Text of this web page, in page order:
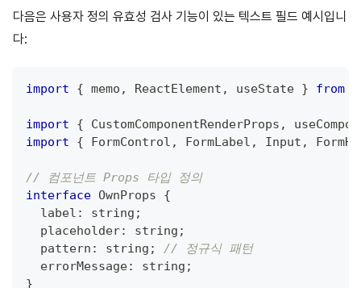
다음은 사용자 정의 유효성 검사 기능이 있는 텍스트 필드 예시입니
다:
import { memo , ReactElement , useState } from
import { CustomComponentRenderProps ,
import
{ FormControl , FormLabel , Input ,
// 컴포넌트 Props 타입 정의
interface OwnProps
{
  label
: string ;
  placeholder
: string ;
  pattern
: string ;
// 정규식 패턴
  errorMessage
: string ;
}